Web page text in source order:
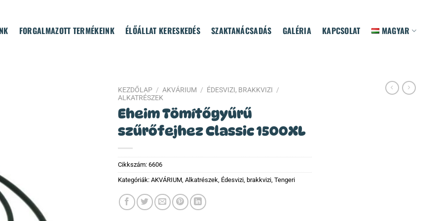
FORGALMAZOTT TERMÉKEINK ÉLŐÁLLAT KERESKEDÉS SZAKTANÁCSADÁS GALÉRIA KAPCSOLAT MAGYAR
KEZDŐLAP / AKVÁRIUM / ÉDESVIZI, BRAKKVIZI /
ALKATRÉSZEK
Eheim Tömítőgyűrű
szűrőfejhez Classic 1500XL
Cikkszám: 6606
Kategóriák: AKVÁRIUM Alkatrészek Édesvizi, brakkvizi Tengeri